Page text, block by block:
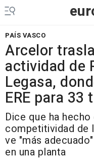
PAÍS VASCO
Arcelor
actividad de
Legasa,
ERE para 33
Dice que ha
competitividad de
ve "más
en una planta